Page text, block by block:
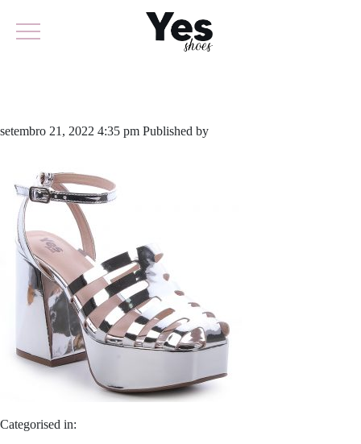
setembro 21, 2022 4:35 pm Published by
Categorised in: